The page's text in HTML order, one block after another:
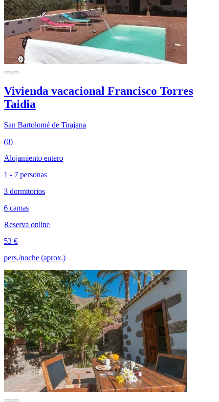
Vivienda vacacional Francisco Torres
Taidia
San Bartolomé de Tirajana
(0)
Alojamiento entero
1 - 7 personas
3 dormitorios
6 camas
Reserva online
53 €
pers./noche (aprox.)